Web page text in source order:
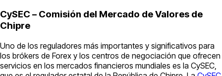
CySEC – Comisión del Mercado de Valores de
Chipre
Uno de los reguladores más importantes y significativos para
los brókers de Forex y los centros de negociación que ofrecen
servicios en los mercados financieros mundiales es la CySEC,